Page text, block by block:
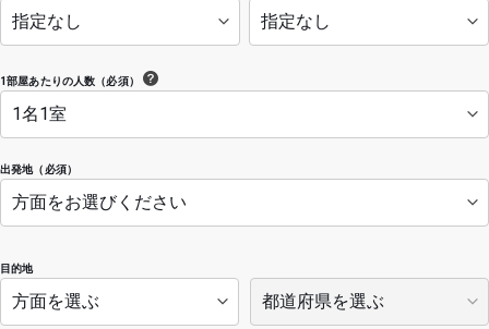
出発地（必須）
1部屋あたりの人数（必須）
目的地